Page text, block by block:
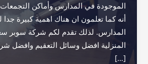
الموجودة في المدارس وأماكن
أنه كما تعلمون ان هناك اهمية كبيرة جدا
المدارس. لذلك تقدم لكم شركة سوبر
المنزلية افضل وسائل التعقيم وافضل
[…]